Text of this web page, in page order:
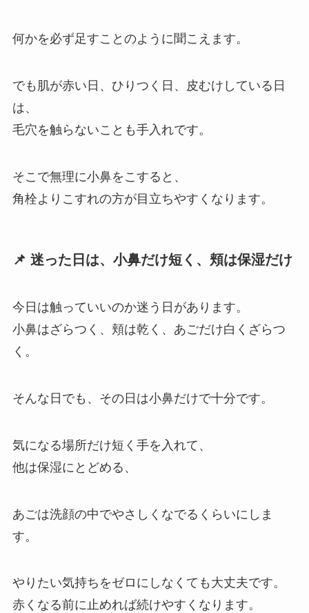
何かを必ず足すことのように聞こえます。
でも肌が赤い日、ひりつく日、皮むけしている日
は、
毛穴を触らないことも手入れです。
そこで無理に小鼻をこすると、
角栓よりこすれの方が目立ちやすくなります。
📌 迷った日は、小鼻だけ短く、頬は保湿だけ
今日は触っていいのか迷う日があります。
小鼻はざらつく、頬は乾く、あごだけ白くざらつ
く。
そんな日でも、その日は小鼻だけで十分です。
気になる場所だけ短く手を入れて、
他は保湿にとどめる、
あごは洗顔の中でやさしくなでるくらいにしま
す。
やりたい気持ちをゼロにしなくても大丈夫です。
赤くなる前に止めれば続けやすくなります。